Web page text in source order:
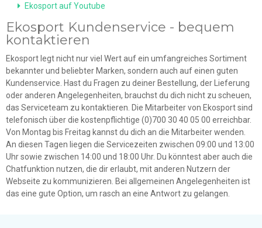
Ekosport auf Youtube
Ekosport Kundenservice - bequem
kontaktieren
Ekosport legt nicht nur viel Wert auf ein umfangreiches Sortiment
bekannter und beliebter Marken, sondern auch auf einen guten
Kundenservice. Hast du Fragen zu deiner Bestellung, der Lieferung
oder anderen Angelegenheiten, brauchst du dich nicht zu scheuen,
das Serviceteam zu kontaktieren. Die Mitarbeiter von Ekosport sind
telefonisch über die kostenpflichtige (0)700 30 40 05 00 erreichbar.
Von Montag bis Freitag kannst du dich an die Mitarbeiter wenden.
An diesen Tagen liegen die Servicezeiten zwischen 09:00 und 13:00
Uhr sowie zwischen 14:00 und 18:00 Uhr. Du könntest aber auch die
Chatfunktion nutzen, die dir erlaubt, mit anderen Nutzern der
Webseite zu kommunizieren. Bei allgemeinen Angelegenheiten ist
das eine gute Option, um rasch an eine Antwort zu gelangen.